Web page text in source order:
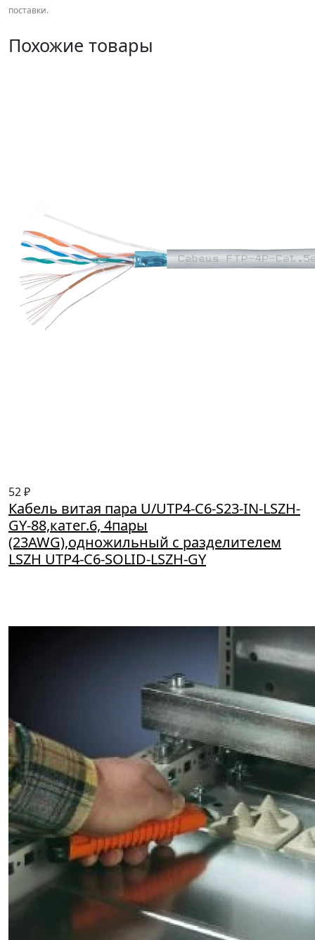
поставки.
Похожие товары
52 ₽
Кабель витая пара U/UTP4-C6-S23-IN-LSZH-
GY-88,катег.6, 4пары
(23AWG),одножильный с разделителем
LSZH UTP4-C6-SOLID-LSZH-GY